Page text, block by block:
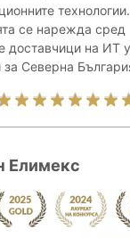
технологии.
се нарежда сред
доставчици на ИТ
за Северна
Елимекс